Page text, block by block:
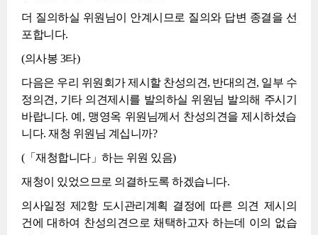
더 질의하실 위원님이 안계시므로 질의와 답변 종결을 선
포합니다.
(의사봉 3타)
다음은 우리 위원회가 제시할 찬성의견, 반대의견, 일부 수
정의견, 기타 의견제시를 발의하실 위원님 발의해 주시기
바랍니다. 예, 맹영옥 위원님께서 찬성의견을 제시하셨습
니다. 재청 위원님 계십니까?
(「재청합니다」하는 위원 있음)
재청이 있었으므로 의결하도록 하겠습니다.
의사일정 제2항 도시관리계획 결정에 따른 의견 제시의
건에 대하여 찬성의견으로 채택하고자 하는데 이의 없습